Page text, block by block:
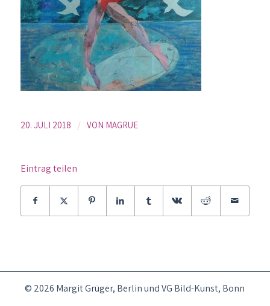
20. JULI 2018 / VON MAGRUE
Eintrag teilen
© 2026 Margit Grüger, Berlin und VG Bild-Kunst, Bonn